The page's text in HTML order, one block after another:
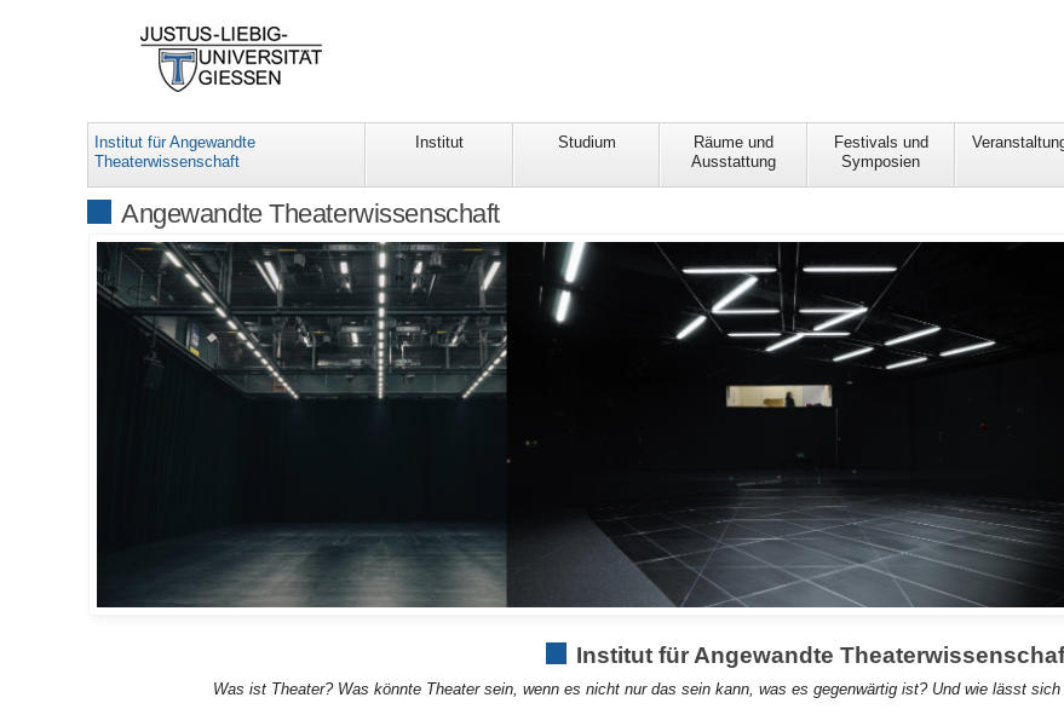
Institut für Angewandte
Theaterwissenschaft
Institut Studium
Räume und
Ausstattung
Festivals und
Symposien
Angewandte Theaterwissenschaft
Institut für Angewandte
Was ist Theater? Was könnte Theater sein, wenn es nicht nur das sein kann, was es gegenwärtig ist? Und wie lässt